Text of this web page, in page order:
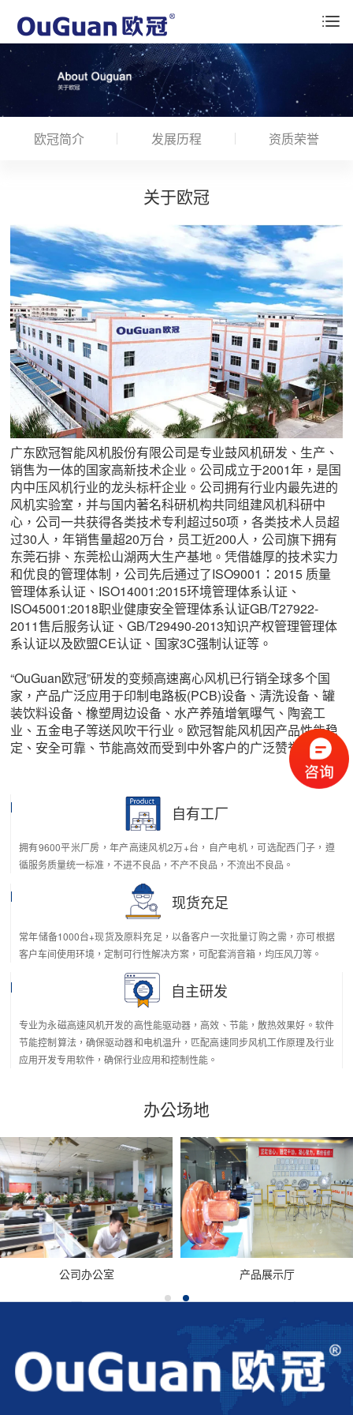
欧冠简介 发展历程 资质荣誉
关于欧冠
广东欧冠智能风机股份有限公司是专业鼓风机研发、生产、
销售为一体的国家高新技术企业。公司成立于2001年，是国
内中压风机行业的龙头标杆企业。公司拥有行业内最先进的
风机实验室，并与国内著名科研机构共同组建风机科研中
心，公司一共获得各类技术专利超过50项，各类技术人员超
过30人，年销售量超20万台，员工近200人，公司旗下拥有
东莞石排、东莞松山湖两大生产基地。凭借雄厚的技术实力
和优良的管理体制，公司先后通过了ISO9001：2015 质量
管理体系认证、ISO14001:2015环境管理体系认证、
ISO45001:2018职业健康安全管理体系认证GB/T27922-
2011售后服务认证、GB/T29490-2013知识产权管理管理体
系认证以及欧盟CE认证、国家3C强制认证等。
“OuGuan欧冠”研发的变频高速离心风机已行销全球多个国
家，产品广泛应用于印制电路板(PCB)设备、清洗设备、罐
装饮料设备、橡塑周边设备、水产养殖增氧曝气、陶瓷工
业、五金电子等送风吹干行业。欧冠智能风机因产品性能稳
定、安全可靠、节能高效而受到中外客户的广泛赞誉。
自有工厂
拥有9600平米厂房，年产高速风机2万+台，自产电机，可选配西门子，遵
循服务质量统一标准，不进不良品，不产不良品，不流出不良品。
现货充足
常年储备1000台+现货及原料充足，以备客户一次批量订购之需，亦可根据
客户车间使用环境，定制可行性解决方案，可配套消音箱，均压风刀等。
自主研发
专业为永磁高速风机开发的高性能驱动器，高效、节能，散热效果好。软件
节能控制算法，确保驱动器和电机温升，匹配高速同步风机工作原理及行业
应用开发专用软件，确保行业应用和控制性能。
办公场地
公司办公室 产品展示厅